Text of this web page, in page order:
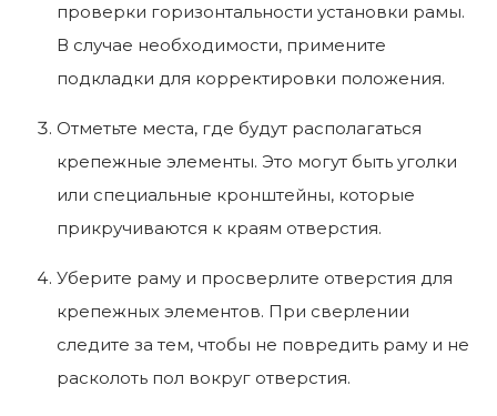
проверки горизонтальности установки рамы.
В случае необходимости, примените
подкладки для корректировки положения.
Отметьте места, где будут располагаться
крепежные элементы. Это могут быть уголки
или специальные кронштейны, которые
прикручиваются к краям отверстия.
Уберите раму и просверлите отверстия для
крепежных элементов. При сверлении
следите за тем, чтобы не повредить раму и не
расколоть пол вокруг отверстия.